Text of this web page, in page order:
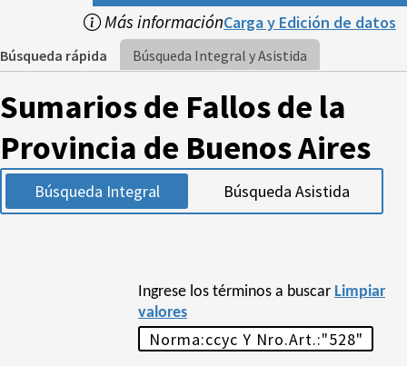
Más informaciónCarga y Edición de datos
Búsqueda rápida Búsqueda Integral y Asistida
Sumarios de Fallos de la
Provincia de Buenos Aires
Búsqueda Integral Búsqueda Asistida
Ingrese los términos a buscar Limpiar
valores